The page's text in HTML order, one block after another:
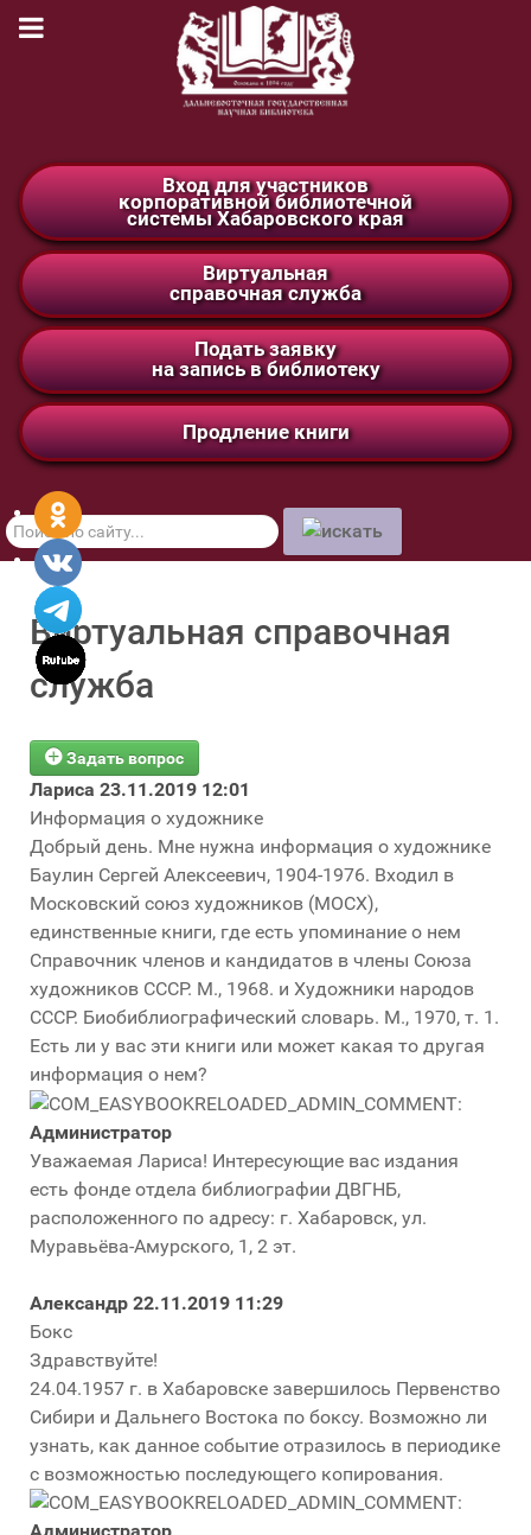
Вход для участников
корпоративной библиотечной
системы Хабаровского края
Виртуальная
справочная служба
Подать заявку
на запись в библиотеку
Продление книги
Поиск
по
сайту
Виртуальная справочная
служба
Задать вопрос
Лариса 23.11.2019 12:01
Информация о художнике
Добрый день. Мне нужна информация о художнике
Баулин Сергей Алексеевич, 1904-1976. Входил в
Московский союз художников (МОСХ),
единственные книги, где есть упоминание о нем
Справочник членов и кандидатов в члены Союза
художников СССР. М., 1968. и Художники народов
СССР. Биобиблиографический словарь. М., 1970, т. 1.
Есть ли у вас эти книги или может какая то другая
информация о нем?
Администратор
Уважаемая Лариса! Интересующие вас издания
есть фонде отдела библиографии ДВГНБ,
расположенного по адресу: г. Хабаровск, ул.
Муравьёва-Амурского, 1, 2 эт.
Александр 22.11.2019 11:29
Бокс
Здравствуйте!
24.04.1957 г. в Хабаровске завершилось Первенство
Сибири и Дальнего Востока по боксу. Возможно ли
узнать, как данное событие отразилось в периодике
с возможностью последующего копирования.